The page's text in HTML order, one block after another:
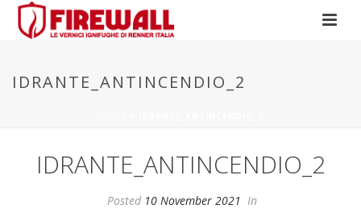
IDRANTE_ANTINCENDIO_2
IDRANTE_ANTINCENDIO_2
Posted 10 November 2021 In